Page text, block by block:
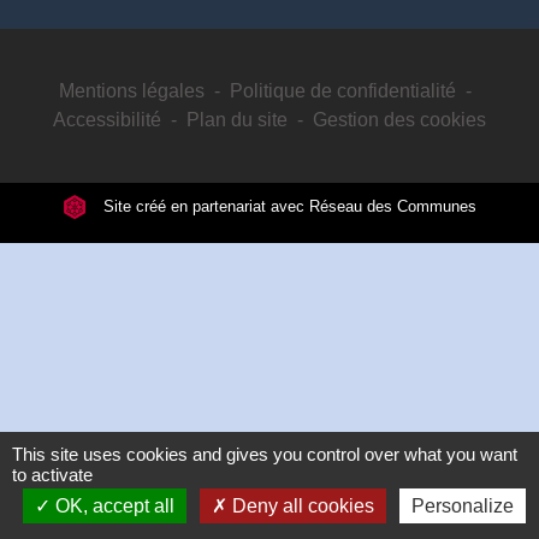
Mentions légales - Politique de confidentialité -
Accessibilité - Plan du site - Gestion des cookies
Site créé en partenariat avec Réseau des Communes
This site uses cookies and gives you control over what you want
to activate
OK, accept all
Deny all cookies Personalize